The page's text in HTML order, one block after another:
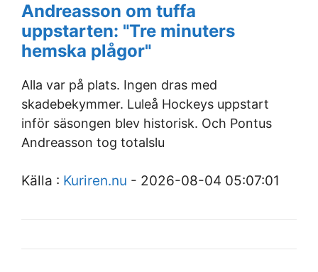
Andreasson om tuffa
uppstarten: "Tre minuters
hemska plågor"
Alla var på plats. Ingen dras med
skadebekymmer. Luleå Hockeys uppstart
inför säsongen blev historisk. Och Pontus
Andreasson tog totalslu
Källa : Kuriren.nu - 2026-08-04 05:07:01